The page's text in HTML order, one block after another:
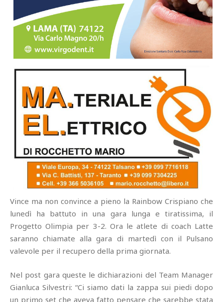
Vince ma non convince a pieno la Rainbow Crispiano che
lunedì ha battuto in una gara lunga e tiratissima, il
Progetto Olimpia per 3-2. Ora le atlete di coach Latte
saranno chiamate alla gara di martedì con il Pulsano
valevole per il recupero della prima giornata.
Nel post gara queste le dichiarazioni del Team Manager
Gianluca Silvestri: “Ci siamo dati la zappa sui piedi dopo
un primo set che aveva fatto pensare che sarebbe stata